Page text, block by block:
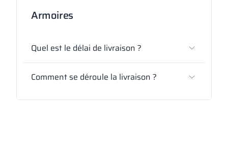
Armoires
Quel est le délai de livraison ?
Comment se déroule la livraison ?